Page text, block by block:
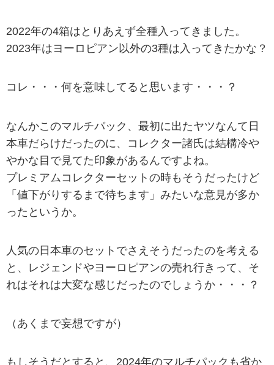
2022年の4箱はとりあえず全種入ってきました。
2023年はヨーロピアン以外の3種は入ってきたかな？
コレ・・・何を意味してると思います・・・？
なんかこのマルチパック、最初に出たヤツなんて日
本車だらけだったのに、コレクター諸氏は結構冷や
やかな目で見てた印象があるんですよね。
プレミアムコレクターセットの時もそうだったけど
「値下がりするまで待ちます」みたいな意見が多か
ったというか。
人気の日本車のセットでさえそうだったのを考える
と、レジェンドやヨーロピアンの売れ行きって、そ
れはそれは大変な感じだったのでしょうか・・・？
（あくまで妄想ですが）
もしそうだとすると、2024年のマルチパックも省か